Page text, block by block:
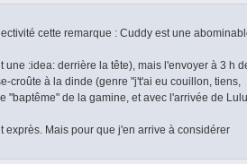
cette remarque : Cuddy est une
:idea: derrière la tête), mais l'envoyer à 3 h
croûte à la dinde (genre "j't'ai eu couillon, tiens,
"baptême" de la gamine, et avec l'arrivée de Lulu
exprès. Mais pour que j'en arrive à considérer